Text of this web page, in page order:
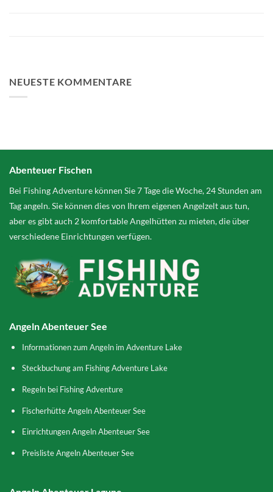
NEUESTE KOMMENTARE
Abenteuer Fischen
Bei Fishing Adventure können Sie 7 Tage die Woche, 24 Stunden am
Tag angeln. Sie können dies von Ihrem eigenen Angelzelt aus tun,
aber es gibt auch 2 komfortable Angelhütten zu mieten, die über
verschiedene Einrichtungen verfügen.
Angeln Abenteuer See
Informationen zum Angeln im Adventure Lake
Steckbuchung am Fishing Adventure Lake
Regeln bei Fishing Adventure
Fischerhütte Angeln Abenteuer See
Einrichtungen Angeln Abenteuer See
Preisliste Angeln Abenteuer See